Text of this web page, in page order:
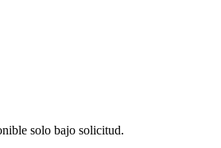
solo bajo solicitud.